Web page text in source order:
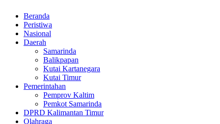
Beranda
Peristiwa
Nasional
Daerah
Samarinda
Balikpapan
Kutai Kartanegara
Kutai Timur
Pemerintahan
Pemprov Kaltim
Pemkot Samarinda
DPRD Kalimantan Timur
Olahraga